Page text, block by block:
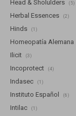
Head & Sholulders (5)
Herbal Essences (2)
Hinds (1)
Homeopatía Alemana
Ilicit (3)
Incoprotect (4)
Indasec (1)
Instituto Español (6)
Intilac (1)